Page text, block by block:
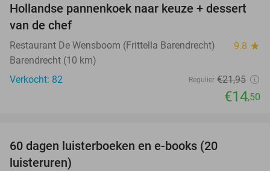
34%
Hollandse pannenkoek naar keuze + dessert
van de chef
Restaurant De Wensboom (Frittella Barendrecht) 9.8 star
Barendrecht (10 km)
Verkocht: 82
Regulier €21,95
€14,50
60 dagen luisterboeken en e-books (20
luisteruren)